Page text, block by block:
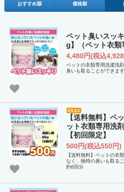
おすすめ順 価格順
ペット臭いスッ
g】（ペット衣類
4,480円(税込
ペットの衣類専用洗濯洗
臭いも取ることができます
【送料無料】ペ
ット衣類専用洗
【初回限定】
500円(税込550円)
【送料無料】ペットの衣
なく、独特の臭いも取る
約6回分